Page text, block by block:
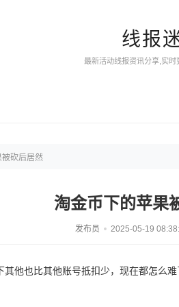
线报
最新活动线报资讯分享,实时
砍后居然
淘金币下的苹果
发布员 2025-05-19
他也比其他账号抵扣少，现在都怎么难